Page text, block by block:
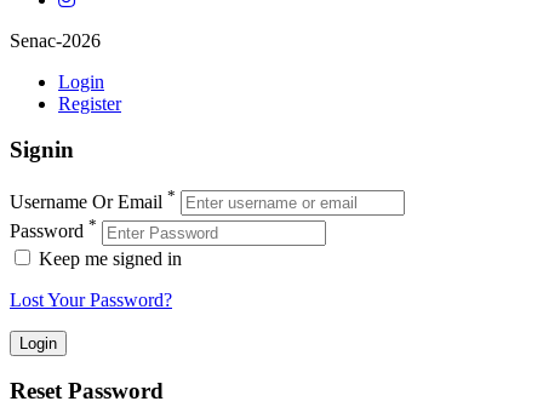
Senac-2026
Login
Register
Signin
Username Or Email *
Password *
Keep me signed in
Lost Your Password?
Reset Password